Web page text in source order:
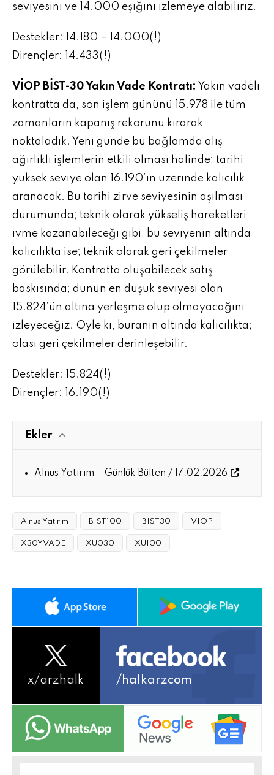
seviyesini ve 14.000 eşiğini izlemeye alabiliriz.
Destekler: 14.180 – 14.000(!)
Dirençler: 14.433(!)
VİOP BİST-30 Yakın Vade Kontratı: Yakın vadeli
kontratta da, son işlem gününü 15.978 ile tüm
zamanların kapanış rekorunu kırarak
noktaladık. Yeni günde bu bağlamda alış
ağırlıklı işlemlerin etkili olması halinde; tarihi
yüksek seviye olan 16.190’ın üzerinde kalıcılık
aranacak. Bu tarihi zirve seviyesinin aşılması
durumunda; teknik olarak yükseliş hareketleri
ivme kazanabileceği gibi, bu seviyenin altında
kalıcılıkta ise; teknik olarak geri çekilmeler
görülebilir. Kontratta oluşabilecek satış
baskısında; dünün en düşük seviyesi olan
15.824’ün altına yerleşme olup olmayacağını
izleyeceğiz. Öyle ki, buranın altında kalıcılıkta;
olası geri çekilmeler derinleşebilir.
Destekler: 15.824(!)
Dirençler: 16.190(!)
Ekler
Alnus Yatırım – Günlük Bülten / 17.02.2026
Alnus Yatırım BIST100 BIST30 VIOP
X30YVADE XU030 XU100
x/arzhalk /halkarzcom